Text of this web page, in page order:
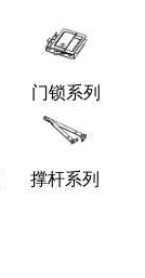
门锁系列
撑杆系列